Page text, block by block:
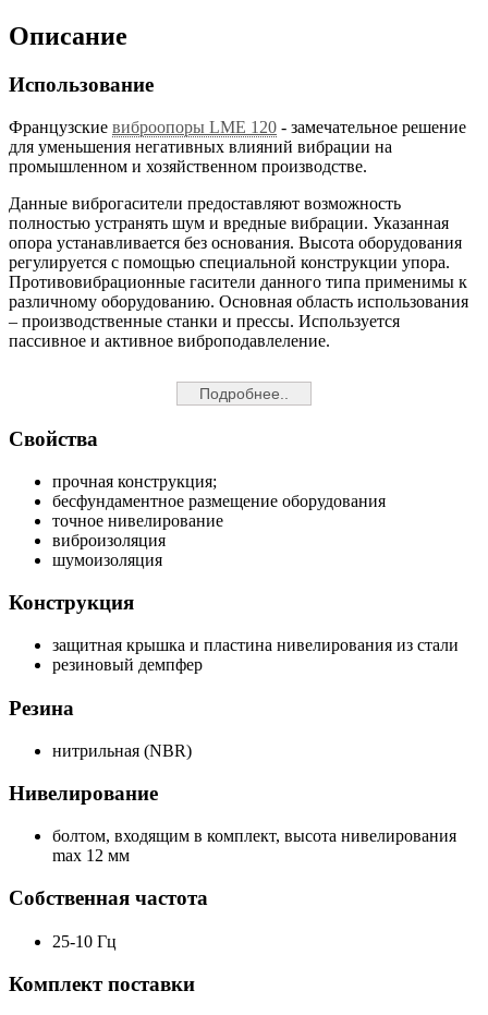
Описание
Использование
Французские виброопоры LME 120 - замечательное решение
для уменьшения негативных влияний вибрации на
промышленном и хозяйственном производстве.
Данные виброгасители предоставляют возможность
полностью устранять шум и вредные вибрации. Указанная
опора устанавливается без основания. Высота оборудования
регулируется с помощью специальной конструкции упора.
Противовибрационные гасители данного типа применимы к
различному оборудованию. Основная область использования
– производственные станки и прессы. Используется
пассивное и активное виброподавлеление.
Подробнее..
Свойства
прочная конструкция;
бесфундаментное размещение оборудования
точное нивелирование
виброизоляция
шумоизоляция
Конструкция
защитная крышка и пластина нивелирования из стали
резиновый демпфер
Резина
нитрильная (NBR)
Нивелирование
болтом, входящим в комплект, высота нивелирования
max 12 мм
Собственная частота
25-10 Гц
Комплект поставки